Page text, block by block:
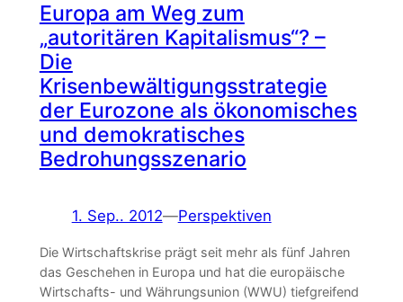
Europa am Weg zum
„autoritären Kapitalismus“? –
Die
Krisenbewältigungsstrategie
der Eurozone als ökonomisches
und demokratisches
Bedrohungsszenario
1. Sep.. 2012—Perspektiven
Die Wirtschaftskrise prägt seit mehr als fünf Jahren
das Geschehen in Europa und hat die europäische
Wirtschafts- und Währungsunion (WWU) tiefgreifend